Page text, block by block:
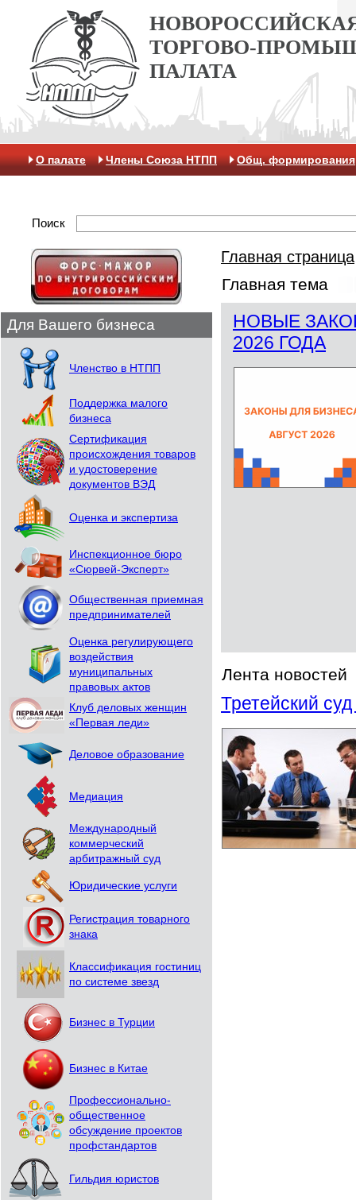
ТОРГОВО-
ПАЛАТА
О палате Члены Союза НТПП Общ. формирования
Поиск
Для Вашего бизнеса
Членство в НТПП
Поддержка малого
бизнеса
Сертификация
происхождения товаров
и удостоверение
документов ВЭД
Оценка и экспертиза
Инспекционное бюро
«Сюрвей-Эксперт»
Общественная приемная
предпринимателей
Оценка регулирующего
воздействия
муниципальных
правовых актов
Клуб деловых женщин
«Первая леди»
Деловое образование
Медиация
Международный
коммерческий
арбитражный суд
Юридические услуги
Регистрация товарного
знака
Классификация гостиниц
по системе звезд
Бизнес в Турции
Бизнес в Китае
Профессионально-
общественное
обсуждение проектов
профстандартов
Гильдия юристов
Главная страница
Главная тема
НОВЫЕ
2026 ГОДА
Лента новостей
Третейский